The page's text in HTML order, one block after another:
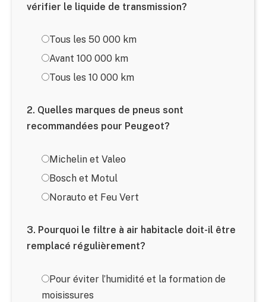
vérifier le liquide de transmission?
Tous les 50 000 km
Avant 100 000 km
Tous les 10 000 km
2. Quelles marques de pneus sont
recommandées pour Peugeot?
Michelin et Valeo
Bosch et Motul
Norauto et Feu Vert
3. Pourquoi le filtre à air habitacle doit-il être
remplacé régulièrement?
Pour éviter l’humidité et la formation de
moisissures